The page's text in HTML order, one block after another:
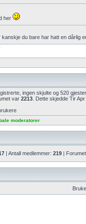
her
du bare har hatt en dårlig
ingen skjulte og 520
var 2213 . Dette skjedde Tir
moderatorer
| Antall medlemmer: 219 |